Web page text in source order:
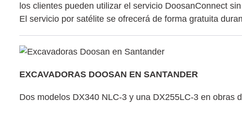
los clientes pueden utilizar el servicio DoosanConnect
El servicio por satélite se ofrecerá de forma gratuita
EXCAVADORAS DOOSAN EN SANTANDER
Dos modelos DX340 NLC-3 y una DX255LC-3 en obras